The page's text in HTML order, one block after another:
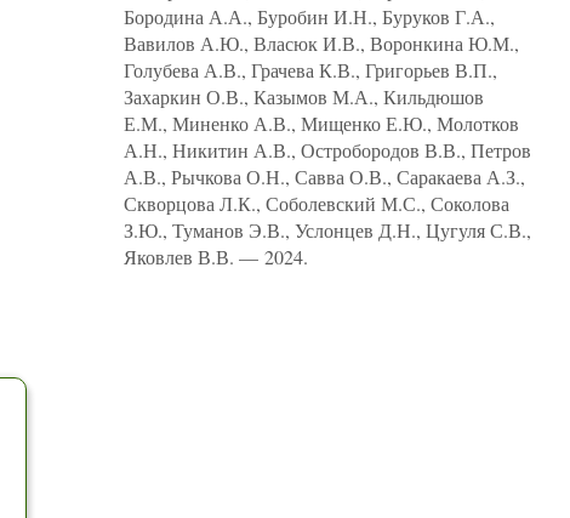
Бородина А.А., Буробин И.Н., Буруков Г.А.,
Вавилов А.Ю., Власюк И.В., Воронкина Ю.М.,
Голубева А.В., Грачева К.В., Григорьев В.П.,
Захаркин О.В., Казымов М.А., Кильдюшов
Е.М., Миненко А.В., Мищенко Е.Ю., Молотков
А.Н., Никитин А.В., Остробородов В.В., Петров
А.В., Рычкова О.Н., Савва О.В., Саракаева А.З.,
Скворцова Л.К., Соболевский М.С., Соколова
З.Ю., Туманов Э.В., Услонцев Д.Н., Цугуля С.В.,
Яковлев В.В. — 2024.